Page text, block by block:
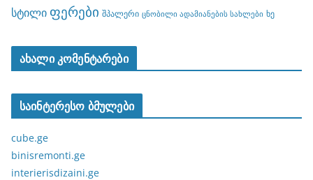
სტილი ფერები შპალერი ცნობილი ადამიანების სახლები ხე
ახალი კომენტარები
საინტერესო ბმულები
cube.ge
binisremonti.ge
interierisdizaini.ge